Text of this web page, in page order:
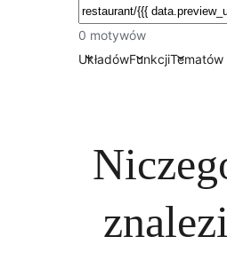
Szukaj
0 motywów
UkładówFunkcjiTematów